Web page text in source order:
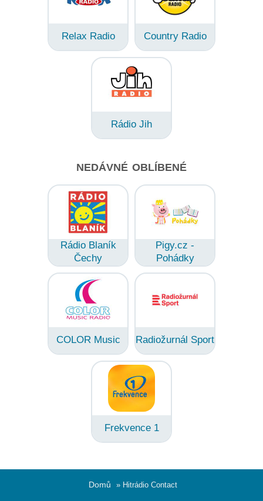
Relax Radio Country Radio
Rádio Jih
NEDÁVNÉ OBLÍBENÉ
Rádio Blaník
Čechy
Pigy.cz -
Pohádky
COLOR Music Radiožurnál Sport
Frekvence 1
Domů » Hitrádio Contact